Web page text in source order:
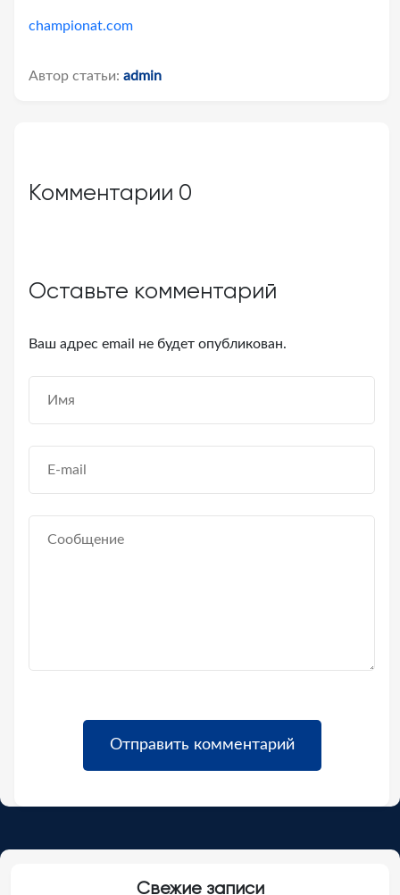
championat.com
Автор статьи: admin
Комментарии 0
Оставьте комментарий
Ваш адрес email не будет опубликован.
Свежие записи